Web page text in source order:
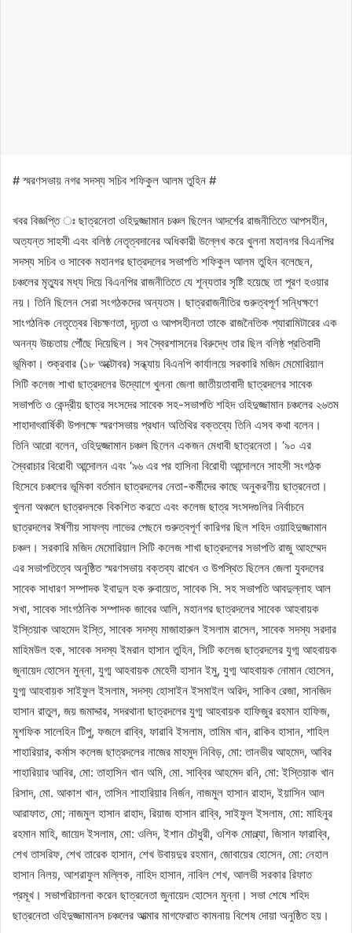
# স্মরণসভায় নগর সদস্য সচিব শফিকুল আলম তুহিন #
খবর বিজ্ঞপ্তি ঃ ছাত্রনেতা ওহিদুজ্জামান চঞ্চল ছিলেন আদর্শের রাজনীতিতে আপসহীন,
অত্যন্ত সাহসী এবং বলিষ্ঠ নেতৃত্বদানের অধিকারী উল্লেখ করে খুলনা মহানগর বিএনপির
সদস্য সচিব ও সাবেক মহানগর ছাত্রদলের সভাপতি শফিকুল আলম তুহিন বলেছেন,
চঞ্চলের মৃত্যুর মধ্য দিয়ে বিএনপির রাজনীতিতে যে শূন্যতার সৃষ্টি হয়েছে তা পূরণ হওয়ার
নয়। তিনি ছিলেন সেরা সংগঠকদের অন্যতম। ছাত্ররাজনীতির গুরুত্বপূর্ণ সন্ধিক্ষণে
সাংগঠনিক নেতৃত্বের বিচক্ষণতা, দৃঢ়তা ও আপসহীনতা তাকে রাজনৈতিক প্যারামিটারের এক
অনন্য উচ্চতায় পৌঁছে দিয়েছিল। সব স্বৈরশাসনের বিরুদ্ধে তার ছিল বলিষ্ঠ প্রতিবাদী
ভূমিকা। শুক্রবার (১৮ অক্টোবর) সন্ধ্যায় বিএনপি কার্যালয়ে সরকারি মজিদ মেমোরিয়াল
সিটি কলেজ শাখা ছাত্রদলের উদ্যোগে খুলনা জেলা জাতীয়তাবাদী ছাত্রদলের সাবেক
সভাপতি ও কেন্দ্রীয় ছাত্র সংসদের সাবেক সহ-সভাপতি শহিদ ওহিদুজ্জামান চঞ্চলের ২৬তম
শাহাদাৎবার্ষিকী উপলক্ষে স্মরণসভায় প্রধান অতিথির বক্তব্যে তিনি এসব কথা বলেন।
তিনি আরো বলেন, ওহিদুজ্জামান চঞ্চল ছিলেন একজন মেধাবী ছাত্রনেতা। ‘৯০ এর
স্বৈরাচার বিরোধী আন্দোলন এবং ‘৯৬ এর পর হাসিনা বিরোধী আন্দোলনে সাহসী সংগঠক
হিসেবে চঞ্চলের ভূমিকা বর্তমান ছাত্রদলের নেতা-কর্মীদের কাছে অনুকরণীয় ছাত্রনেতা।
খুলনা অঞ্চলে ছাত্রদলকে বিকশিত করতে এবং কলেজ ছাত্র সংসদগুলির নির্বাচনে
ছাত্রদলের ঈর্ষণীয় সাফল্য লাভের পেছনে গুরুত্বপূর্ণ কারিগর ছিল শহিদ ওয়াহিদুজ্জামান
চঞ্চল। সরকারি মজিদ মেমোরিয়াল সিটি কলেজ শাখা ছাত্রদলের সভাপতি রাজু আহম্মেদ
এর সভাপতিত্বে অনুষ্ঠিত স্মরণসভায় বক্তব্য রাখেন ও উপস্থিত ছিলেন জেলা যুবদলের
সাবেক সাধারণ সম্পাদক ইবাদুল হক রুবায়েত, সাবেক সি. সহ সভাপতি আবদুল্লাহ আল
সখা, সাবেক সাংগঠনিক সম্পাদক জাবের আলি, মহানগর ছাত্রদলের সাবেক আহবায়ক
ইস্তিয়াক আহমেদ ইস্তি, সাবেক সদস্য মাজাহারুল ইসলাম রাসেল, সাবেক সদস্য সরদার
মাহিমউল হক, সাবেক সদস্য ইমরান হাসান তুহিন, সিটি কলেজ ছাত্রদলের যুগ্ম আহবায়ক
জুনায়েদ হোসেন মুন্না, যুগ্ম আহবায়ক মেহেদী হাসান ইমু, যুগ্ম আহবায়ক নোমান হোসেন,
যুগ্ম আহবায়ক সাইফুল ইসলাম, সদস্য হোসাইন ইসমাইল অরিদ, সাকিব রেজা, সানজিদ
হাসান রাতুল, জয় জমাদ্দার, সদরথানা ছাত্রদলের যুগ্ম আহবায়ক হাফিজুর রহমান হাফিজ,
মুশফিক সালেহিন টিপু, ফজলে রাব্বি, ফারাবি ইসলাম, তামিম খান, রাকিব হাসান, শাহিল
শাহারিয়ার, কর্মাস কলেজ ছাত্রদলের নাজের মাহমুদ নিবিড়, মো: তানভীর আহমেদ, আবির
শাহারিয়ার আবির, মো: তাহাসিন খান অমি, মো. সাব্বির আহমেদ রনি, মো: ইস্তিয়াক খান
রিসাদ, মো. আকাশ খান, তাসিন শাহারিয়ার নির্জন, নাজমুল হাসান রাহাদ, ইয়াসিন আল
আরাফাত, মো; নাজমুল হাসান রাহাদ, রিয়াজ হাসান রাব্বি, সাইফুল ইসলাম, মো: মাহিনুর
রহমান মাহি, জায়েদ ইসলাম, মো: ওলিদ, ইশান চৌধুরী, ওশিক মোল্ল্যা, জিসান ফারাব্বি,
শেখ তাসরিফ, শেখ তারেক হাসান, শেখ উবায়দুর রহমান, জোবায়ের হোসেন, মো: নেহাল
হাসান নিলয়, আশরাফুল মল্লিক, নাহিদ হাসান, নাবিল শেখ, আলভী সরকার রিফাত
প্রমূখ। সভাপরিচালনা করেন ছাত্রনেতা জুনায়েদ হোসেন মুন্না। সভা শেষে শহিদ
ছাত্রনেতা ওহিদুজ্জামানস চঞ্চলের আত্মার মাগফেরাত কামনায় বিশেষ দোয়া অনুষ্ঠিত হয়।